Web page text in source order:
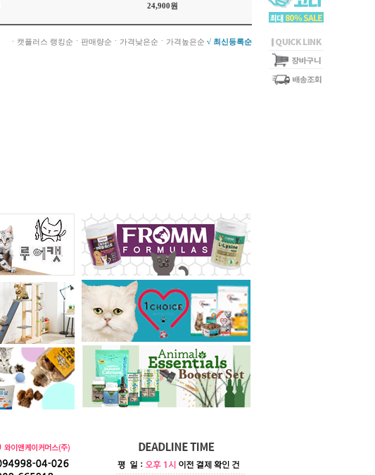
24,900원
ㆍ캣플러스 랭킹순 ㆍ 판매량순 ㆍ 가격낮은순 ㆍ 가격높은순 √ 최신등록순